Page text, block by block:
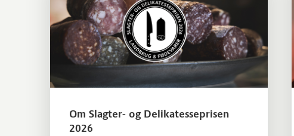
Om Slagter- og Delikatesseprisen
2026